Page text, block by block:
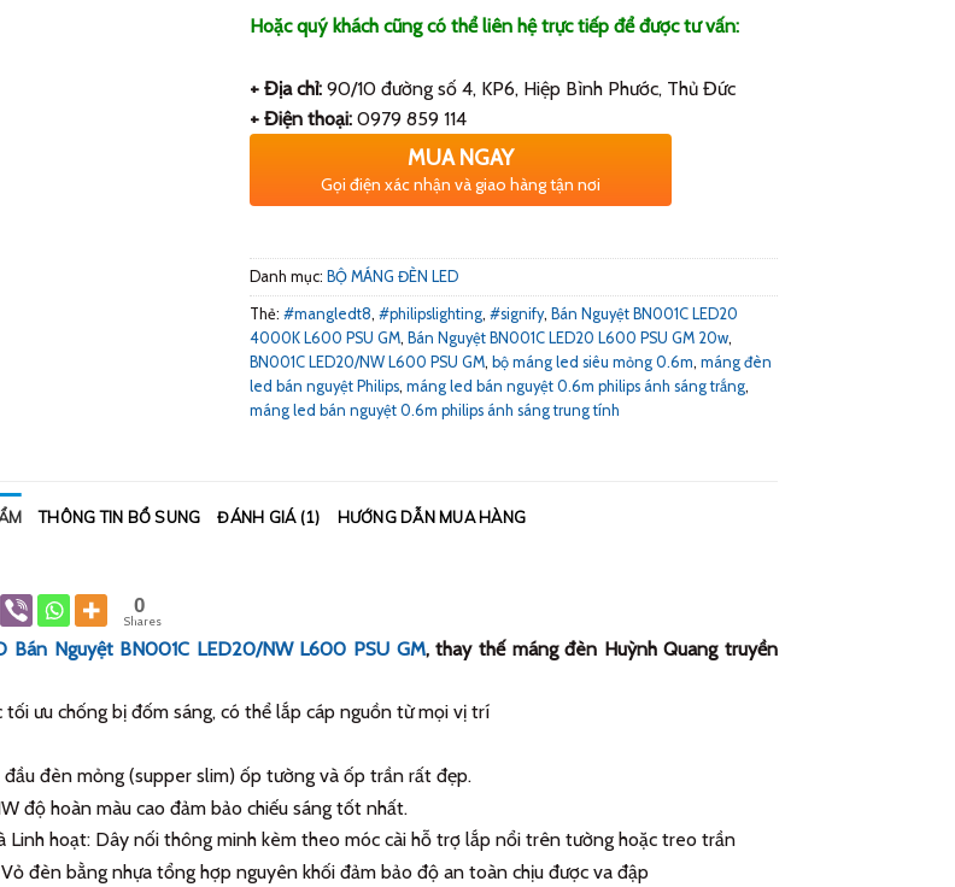
Hoặc quý khách cũng có thể liên hệ trực tiếp để được tư vấn:
+ Địa chỉ:90/10 đường số 4, KP6, Hiệp Bình Phước, Thủ Đức
+ Điện thoại:0979 859 114
MUA NGAY
Gọi điện xác nhận và giao hàng tận nơi
Danh mục: BỘ MÁNG ĐÈN LED
Thẻ:#mangledt8,#philipslighting,#signify, Bán Nguyệt BN001C LED20
4000K L600 PSU GM, Bán Nguyệt BN001C LED20 L600 PSU GM 20w,
BN001C LED20/NW L600 PSU GM, bộ máng led siêu mỏng 0.6m,máng đèn
led bán nguyệt Philips,máng led bán nguyệt 0.6m philips ánh sáng trắng,
máng led bán nguyệt 0.6m philips ánh sáng trung tính
THÔNG TIN BỔ SUNG ĐÁNH GIÁ (1) HƯỚNG DẪN MUA HÀNG
0
Shares
Bán Nguyệt BN001C LED20/NW L600 PSU GM, thay thế máng đèn Huỳnh Quang truyền
tối ưu chống bị đốm sáng, có thể lắp cáp nguồn từ mọi vị trí
đầu đèn mỏng (supper slim) ốp tường và ốp trần rất đẹp.
độ hoàn màu cao đảm bảo chiếu sáng tốt nhất.
Linh hoạt: Dây nối thông minh kèm theo móc cài hỗ trợ lắp nổi trên tường hoặc treo trần
Vỏ đèn bằng nhựa tổng hợp nguyên khối đảm bảo độ an toàn chịu được va đập